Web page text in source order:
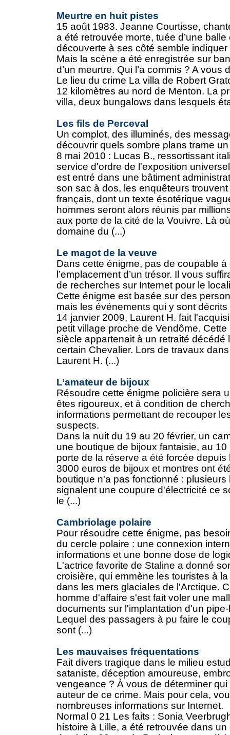
Meurtre en huit pistes
15 août 1983. Jeanne Courtisse,
a été retrouvée morte, tuée d’une
découverte à ses côté semble indiquer
Mais la scène a été enregistrée sur
d’un meurtre. Qui l’a commis ? A vous
Le lieu du crime La villa de Robert
12 kilomètres au nord de Menton. La
villa, deux bungalows dans lesquels
Les fils de Perceval
Un complot, des illuminés, des
découvrir quels sombre plans trame
8 mai 2010 : Lucas B., ressortissant
service d'ordre de l'exposition
est entré dans une bâtiment
son sac à dos, les enquêteurs
français, dont un texte ésotérique
hommes seront alors réunis par
aux porte de la cité de la Vouivre. Là
domaine du (...)
Le magot de la veuve
Dans cette énigme, pas de coupable à
l’emplacement d’un trésor. Il vous
de recherches sur Internet pour le
Cette énigme est basée sur des
mais les événements qui y sont
14 janvier 2009, Laurent H. fait
petit village proche de Vendôme.
siècle appartenait à un retraité
certain Chevalier. Lors de travaux
Laurent H. (...)
L’amateur de bijoux
Résoudre cette énigme policière sera
êtes rigoureux, et à condition de
informations permettant de recouper
suspects.
Dans la nuit du 19 au 20 février, un
une boutique de bijoux fantaisie, au
porte de la réserve a été forcée
3000 euros de bijoux et montres ont
boutique n'a pas fonctionné :
signalent une coupure d'électricité ce
le (...)
Cambriolage polaire
Pour résoudre cette énigme, pas
du cercle polaire : une connexion
informations et une bonne dose de
L'actrice favorite de Staline a donné
croisière, qui emmène les touristes à
dans les mers glaciales de l'Arctique.
homme d'affaire s'est fait voler une
documents sur l'implantation d'un
Lequel des passagers à pu faire le
sont (...)
Les mauvaises fréquentations
Fait divers tragique dans le milieu
sataniste, déception amoureuse,
vengeance ? À vous de déterminer
auteur de ce crime. Mais pour cela,
nombreuses informations sur Internet.
Normal 0 21 Les faits : Sonia
histoire à Lille, a été retrouvée dans